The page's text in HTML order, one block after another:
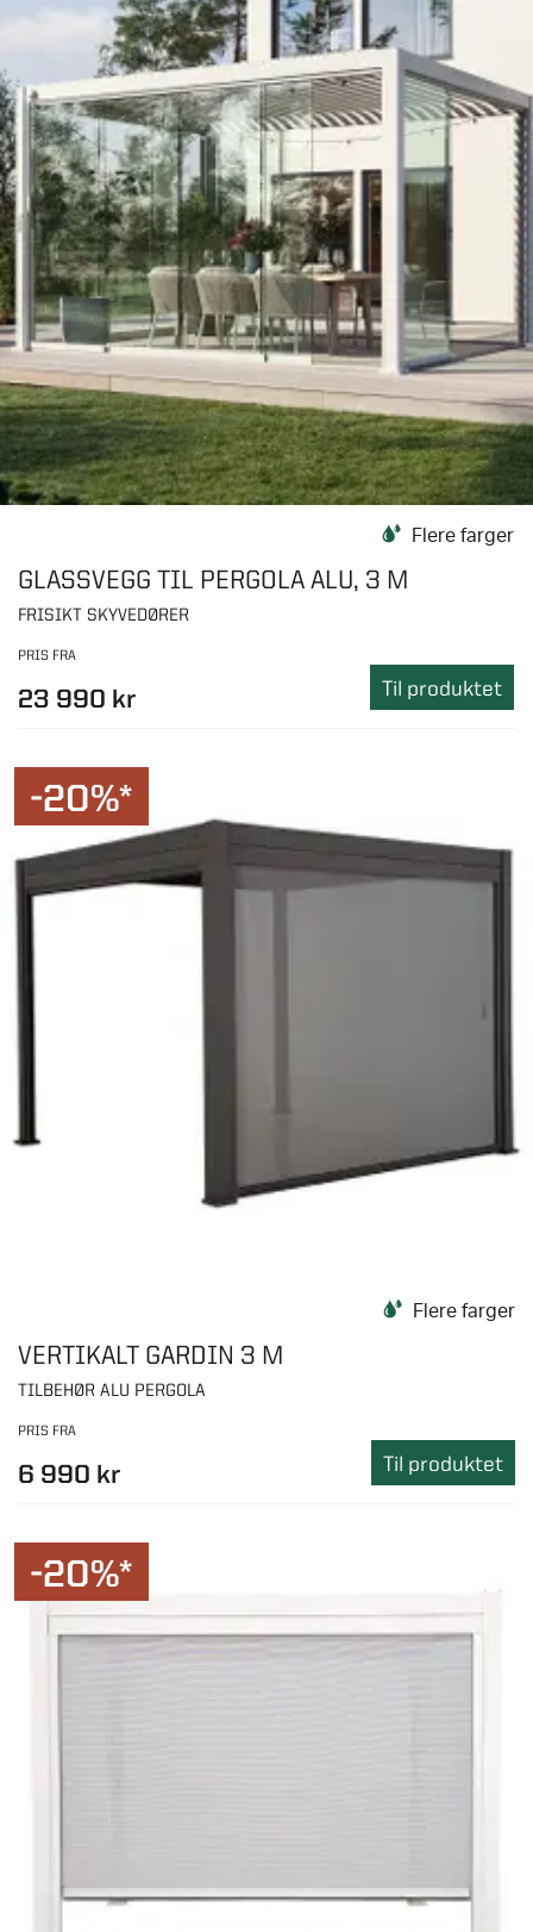
Flere farger
GLASSVEGG TIL PERGOLA ALU, 3 M
FRISIKT SKYVEDØRER
PRIS FRA
23 990 kr Til produktet
-20%*
Flere farger
VERTIKALT GARDIN 3 M
TILBEHØR ALU PERGOLA
PRIS FRA
6 990 kr Til produktet
-20%*